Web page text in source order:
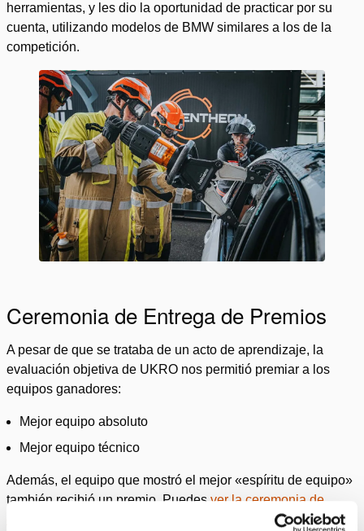
herramientas, y les dio la oportunidad de practicar por su
cuenta, utilizando modelos de BMW similares a los de la
competición.
Ceremonia de Entrega de Premios
A pesar de que se trataba de un acto de aprendizaje, la
evaluación objetiva de UKRO nos permitió premiar a los
equipos ganadores:
Mejor equipo absoluto
Mejor equipo técnico
Además, el equipo que mostró el mejor «espíritu de equipo»
también recibió un premio. Puedes ver la ceremonia de